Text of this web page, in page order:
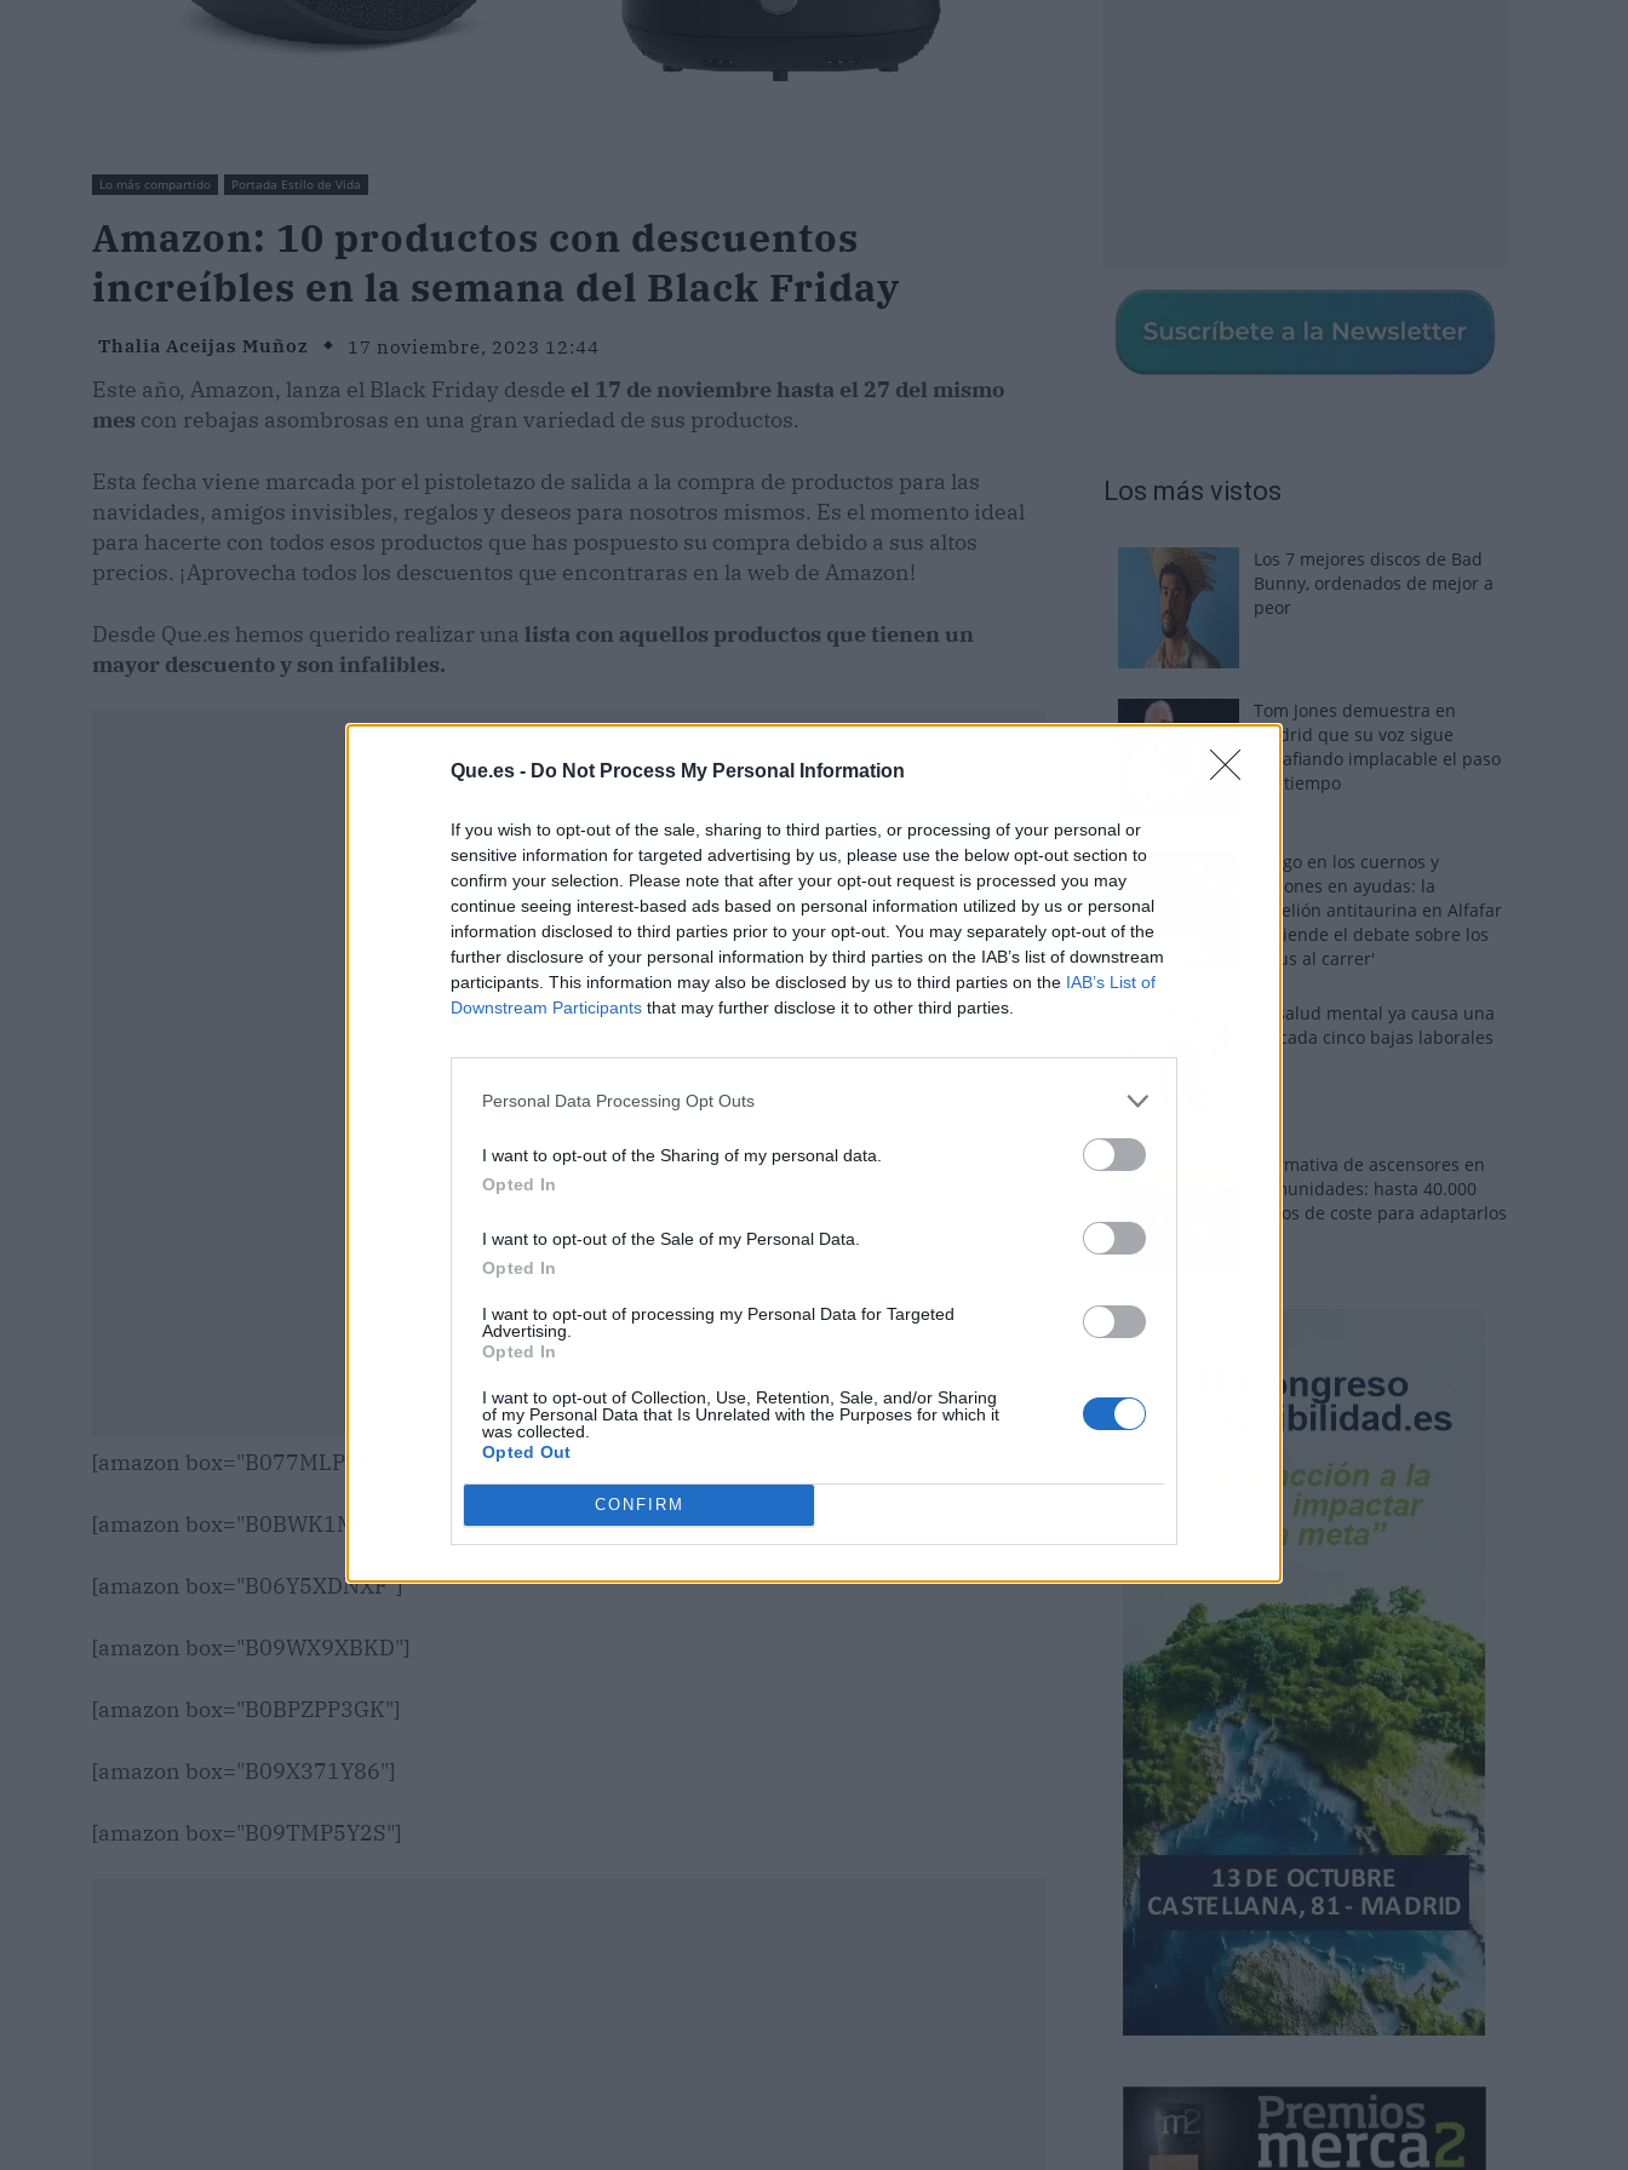
Que.es - Do Not Process My Personal Information
If you wish to opt-out of the sale, sharing to third parties, or processing of your personal or
sensitive information for targeted advertising by us, please use the below opt-out section to
confirm your selection. Please note that after your opt-out request is processed you may
continue seeing interest-based ads based on personal information utilized by us or personal
information disclosed to third parties prior to your opt-out. You may separately opt-out of the
further disclosure of your personal information by third parties on the IAB’s list of downstream
participants. This information may also be disclosed by us to third parties on the IAB’s List of
Downstream Participants that may further disclose it to other third parties.
Personal Data Processing Opt Outs
I want to opt-out of the Sharing of my personal data.
Opted In
I want to opt-out of the Sale of my Personal Data.
Opted In
I want to opt-out of processing my Personal Data for Targeted
Advertising.
Opted In
I want to opt-out of Collection, Use, Retention, Sale, and/or Sharing
of my Personal Data that Is Unrelated with the Purposes for which it
was collected.
Opted Out
CONFIRM
Lo más compartido Portada Estilo de Vida
Amazon: 10 productos con descuentos
increíbles en la semana del Black Friday
Thalia Aceijas Muñoz 17 noviembre, 2023 12:44
Este año, Amazon, lanza el Black Friday desde el 17 de noviembre hasta el 27 del mismo
mes con rebajas asombrosas en una gran variedad de sus productos.
Esta fecha viene marcada por el pistoletazo de salida a la compra de productos para las
navidades, amigos invisibles, regalos y deseos para nosotros mismos. Es el momento ideal
para hacerte con todos esos productos que has pospuesto su compra debido a sus altos
precios. ¡Aprovecha todos los descuentos que encontraras en la web de Amazon!
Desde Que.es hemos querido realizar una lista con aquellos productos que tienen un
mayor descuento y son infalibles.
[amazon box="B077MLPMSB"]
[amazon box="B0BWK1M59B"]
[amazon box="B06Y5XDNXF"]
[amazon box="B09WX9XBKD"]
[amazon box="B0BPZPP3GK"]
[amazon box="B09X371Y86"]
[amazon box="B09TMP5Y2S"]
Los más vistos
Los 7 mejores discos de Bad
Bunny, ordenados de mejor a
peor
Tom Jones demuestra en
Madrid que su voz sigue
desafiando implacable el paso
del tiempo
Fuego en los cuernos y
millones en ayudas: la
rebelión antitaurina en Alfafar
enciende el debate sobre los
'bous al carrer'
La salud mental ya causa una
de cada cinco bajas laborales
Normativa de ascensores en
comunidades: hasta 40.000
euros de coste para adaptarlos